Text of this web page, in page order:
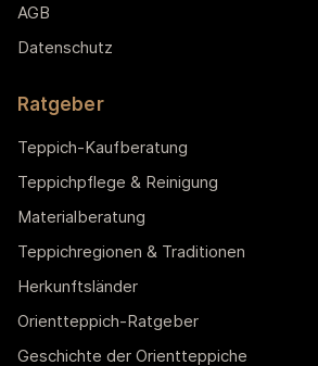
AGB
Datenschutz
Ratgeber
Teppich-Kaufberatung
Teppichpflege & Reinigung
Materialberatung
Teppichregionen & Traditionen
Herkunftsländer
Orientteppich-Ratgeber
Geschichte der Orientteppiche